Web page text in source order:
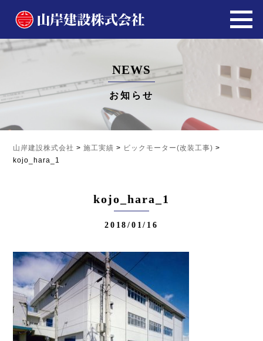
NEWS
お知らせ
山岸建設株式会社 >施工実績 > ビックモーター(改装工事) >
kojo_hara_1
kojo_hara_1
2018/01/16